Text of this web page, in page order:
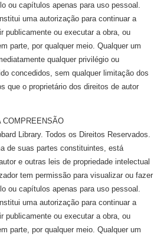
ou capítulos apenas para uso pessoal.
uma autorização para continuar a
publicamente ou executar a obra, ou
parte, por qualquer meio. Qualquer um
qualquer privilégio ou
concedidos, sem qualquer limitação dos
que o proprietário dos direitos de autor
COMPREENSÃO
Library. Todos os Direitos Reservados.
de suas partes constituintes, está
e outras leis de propriedade intelectual
tem permissão para visualizar ou fazer
ou capítulos apenas para uso pessoal.
uma autorização para continuar a
publicamente ou executar a obra, ou
parte, por qualquer meio. Qualquer um